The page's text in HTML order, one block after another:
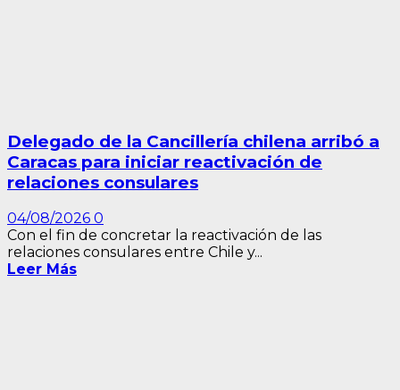
Delegado de la Cancillería chilena arribó a
Caracas para iniciar reactivación de
relaciones consulares
04/08/2026 0
Con el fin de concretar la reactivación de las
relaciones consulares entre Chile y...
Leer Más